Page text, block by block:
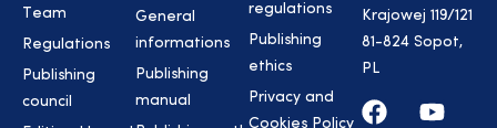
Team
Regulations
Publishing
council
General
informations
Publishing
manual
regulations
Publishing
ethics
Privacy and
Cookies Policy
Krajowej 119/121
81-824 Sopot,
PL